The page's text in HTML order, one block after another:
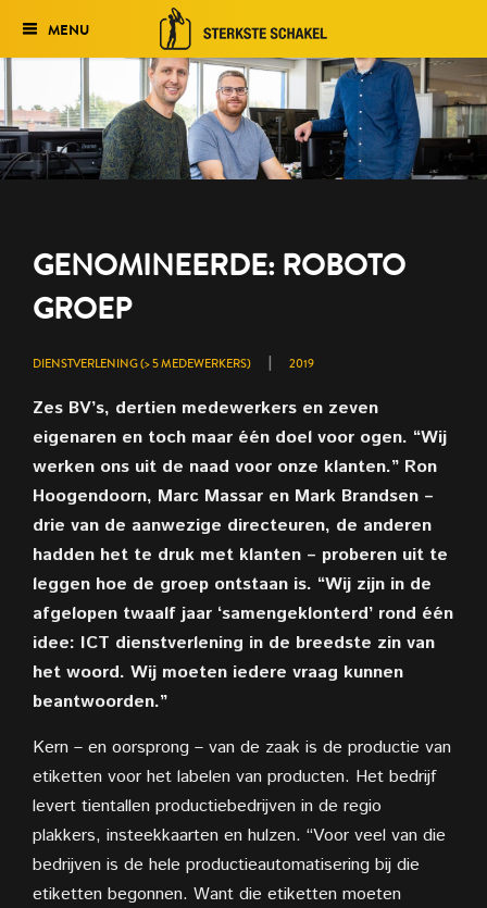
Verkiezing
Het traject
Uitslag 2026
MENU
GENOMINEERDE: ROBOTO
GROEP
DIENSTVERLENING (> 5 MEDEWERKERS) | 2019
Zes BV’s, dertien medewerkers en zeven
eigenaren en toch maar één doel voor ogen. “Wij
werken ons uit de naad voor onze klanten.” Ron
Hoogendoorn, Marc Massar en Mark Brandsen –
drie van de aanwezige directeuren, de anderen
hadden het te druk met klanten – proberen uit te
leggen hoe de groep ontstaan is. “Wij zijn in de
afgelopen twaalf jaar ‘samengeklonterd’ rond één
idee: ICT dienstverlening in de breedste zin van
het woord. Wij moeten iedere vraag kunnen
beantwoorden.”
Kern – en oorsprong – van de zaak is de productie van
etiketten voor het labelen van producten. Het bedrijf
levert tientallen productiebedrijven in de regio
plakkers, insteekkaarten en hulzen. “Voor veel van die
bedrijven is de hele productieautomatisering bij die
etiketten begonnen. Want die etiketten moeten